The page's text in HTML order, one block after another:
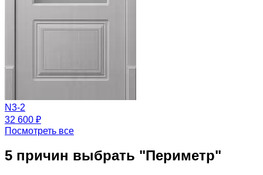
N3-2
32 600 ₽
Посмотреть все
5 причин выбрать "Периметр"